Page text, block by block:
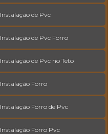
Instalação de Pvc
Instalação de Pvc Forro
Instalação de Pvc no Teto
Instalação Forro
Instalação Forro de Pvc
Instalação Forro Pvc